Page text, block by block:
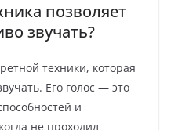
позволяет
звучать?
техники, которая
Его голос — это
и
не проходил